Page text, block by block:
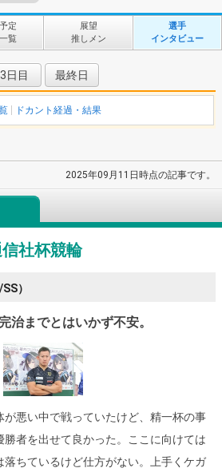
定
覧
展望
推しメン
選手
インタビュー
ドカント経過・結果
3日目 最終日
2025年09月11日時点の記事です。
社杯競輪
）
治までとはいかず不安。
悪い中で戦っていたけど、精一杯の事
者を出せて良かった。ここに向けては
ちているけど仕方がない。上手くケガ